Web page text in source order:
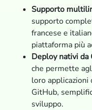
Supporto
supporto
francese e
piattaforma più
Deploy nativi da
che permette
loro
GitHub,
sviluppo.